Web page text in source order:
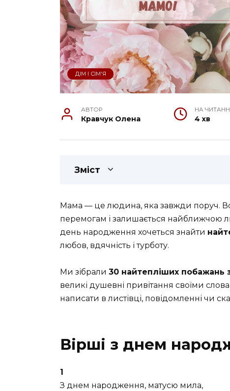
ДІМ І СІМ'Я
АВТОР
Кравчук Олена
НА
4 хв
Зміст
Мама — це людина, яка завжди поруч.
перемогам і залишається найближчою
день народження хочеться знайти
любов, вдячність і турботу.
Ми зібрали 30 найтепліших
великі душевні привітання своїми
написати в листівці, повідомленні чи
Вірші з днем
1
З днем народження, матусю мила,